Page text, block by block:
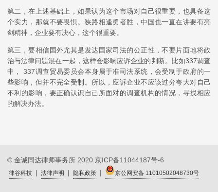
第二，在上述基础上，如果认为这个市场对自己很重要，也具备这
个实力，那就不要畏惧。狭路相逢勇者胜，中国也一直在讲要有亮
剑精神，企业要有决心，这个很重要。
第三，要相信国外尤其是发达国家司法的公正性，不要片面地将政
治与法律问题混在一起，这样会影响应诉企业的判断。比如337调查
中， 337调查贸易委员会本身属于准司法系统，会受制于政府的一
些影响，但并不完全受制。所以，应诉企业不应该过分夸大对自己
不利的影响，要正确认识自己所面对的调查机构的情况，寻找相应
的解决办法。
© 金诚同达律师事务所 2020 京ICP备11044187号-6
律谷科技 | 法律声明 | 隐私政策 | 京公网安备 11010502048730号